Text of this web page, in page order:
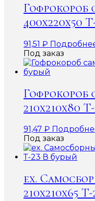
Гофрокороб
400х220х50
91,51 ₽
Под заказ
Гофрокороб
210х210х80
91,47 ₽
Под заказ
ex.
210х210х65